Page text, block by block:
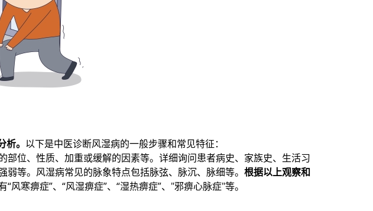
。 以下是中医诊断风湿病的一般步骤和常见特征：
部位、性质、加重或缓解的因素等。详细询问患者病史、家族史、生活习
等。风湿病常见的脉象特点包括脉弦、脉沉、脉细等。 根据以上观察和
风寒痹症”、“风湿痹症”、“湿热痹症”、"邪痹心脉症"等。